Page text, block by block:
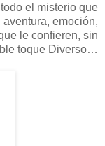
el misterio que
emoción,
le confieren, sin
toque Diverso…